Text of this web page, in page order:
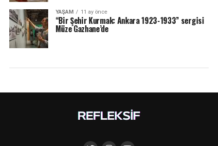
YAŞAM 11 ay önce
“Bir Şehir Kurmak: Ankara 1923-1933” sergisi
Müze Gazhane’de